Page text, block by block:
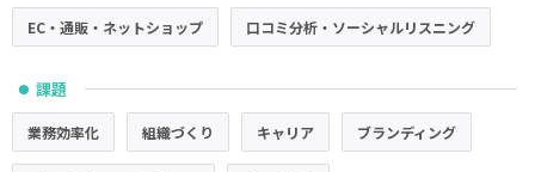
EC・通販・ネットショップ 口コミ分析・ソーシャルリスニング
● 課題
業務効率化 組織づくり キャリア ブランディング